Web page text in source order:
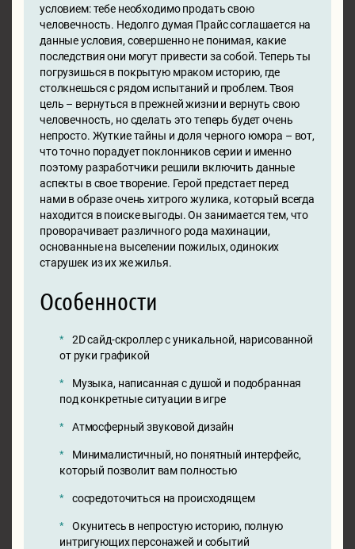
условием: тебе необходимо продать свою
человечность. Недолго думая Прайс соглашается на
данные условия, совершенно не понимая, какие
последствия они могут привести за собой. Теперь ты
погрузишься в покрытую мраком историю, где
столкнешься с рядом испытаний и проблем. Твоя
цель – вернуться в прежней жизни и вернуть свою
человечность, но сделать это теперь будет очень
непросто. Жуткие тайны и доля черного юмора – вот,
что точно порадует поклонников серии и именно
поэтому разработчики решили включить данные
аспекты в свое творение. Герой предстает перед
нами в образе очень хитрого жулика, который всегда
находится в поиске выгоды. Он занимается тем, что
проворачивает различного рода махинации,
основанные на выселении пожилых, одиноких
старушек из их же жилья.
Особенности
2D сайд-скроллер с уникальной, нарисованной
от руки графикой
Музыка, написанная с душой и подобранная
под конкретные ситуации в игре
Атмосферный звуковой дизайн
Минималистичный, но понятный интерфейс,
который позволит вам полностью
сосредоточиться на происходящем
Окунитесь в непростую историю, полную
интригующих персонажей и событий